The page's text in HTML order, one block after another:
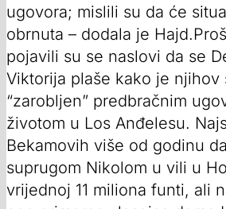
ugovora; mislili su da će
obrnuta – dodala je
pojavili su se naslovi da se
Viktorija plaše kako je njihov
“zarobljen” predbračnim
životom u Los Anđelesu.
Bekamovih više od godinu
suprugom Nikolom u vili u
vrijednoj 11 miliona funti, ali